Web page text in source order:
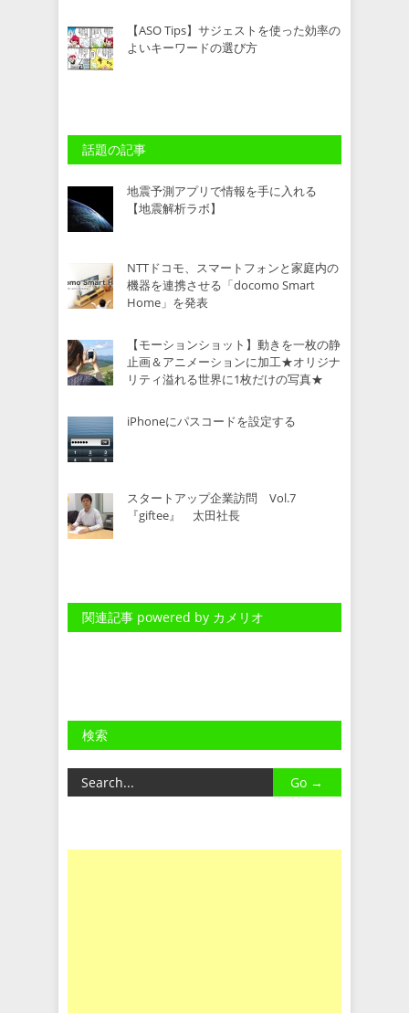
【ASO Tips】サジェストを使った効率の
よいキーワードの選び方
話題の記事
地震予測アプリで情報を手に入れる
【地震解析ラボ】
NTTドコモ、スマートフォンと家庭内の
機器を連携させる「docomo Smart
Home」を発表
【モーションショット】動きを一枚の静
止画＆アニメーションに加工★オリジナ
リティ溢れる世界に1枚だけの写真★
iPhoneにパスコードを設定する
スタートアップ企業訪問 Vol.7
『giftee』 太田社長
関連記事 powered by カメリオ
検索